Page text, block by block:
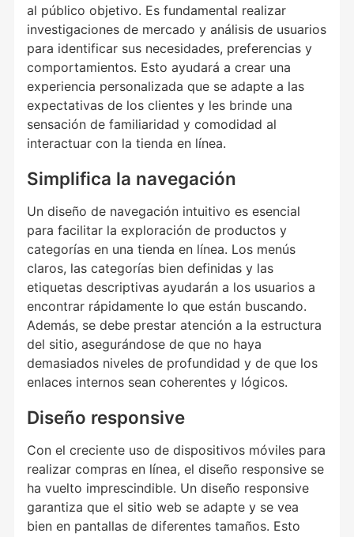
al público objetivo. Es fundamental realizar
investigaciones de mercado y análisis de usuarios
para identificar sus necesidades, preferencias y
comportamientos. Esto ayudará a crear una
experiencia personalizada que se adapte a las
expectativas de los clientes y les brinde una
sensación de familiaridad y comodidad al
interactuar con la tienda en línea.
Simplifica la navegación
Un diseño de navegación intuitivo es esencial
para facilitar la exploración de productos y
categorías en una tienda en línea. Los menús
claros, las categorías bien definidas y las
etiquetas descriptivas ayudarán a los usuarios a
encontrar rápidamente lo que están buscando.
Además, se debe prestar atención a la estructura
del sitio, asegurándose de que no haya
demasiados niveles de profundidad y de que los
enlaces internos sean coherentes y lógicos.
Diseño responsive
Con el creciente uso de dispositivos móviles para
realizar compras en línea, el diseño responsive se
ha vuelto imprescindible. Un diseño responsive
garantiza que el sitio web se adapte y se vea
bien en pantallas de diferentes tamaños. Esto